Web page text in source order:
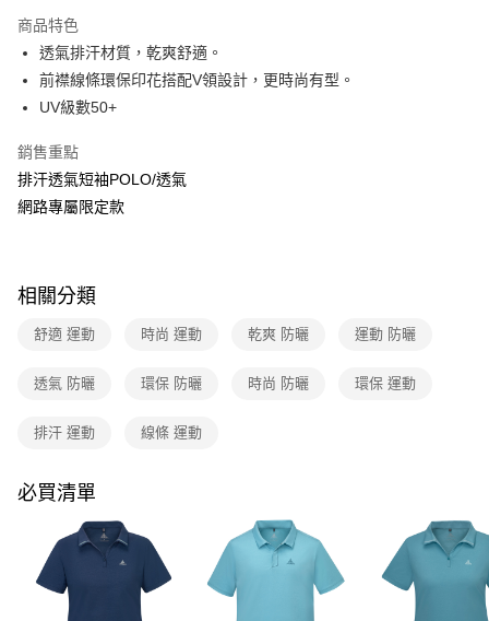
臺灣中小企業銀行
匯豐（台灣）商業銀行
聯邦商業銀行
遠東國際商業銀行
元大商業銀行
台新國際商業銀行
台灣樂天信用卡公司
上海商業儲蓄銀行
國泰世華商業銀行
匯豐（台灣）商業銀行
華泰商業銀行
聯邦商業銀行
玉山商業銀行
台新國際商業銀行
台灣樂天信用卡公司
LINE Pay
Apple Pay
悠遊付
Google Pay
全盈+PAY
1.本服務由台灣大哥大提供，台灣大哥大用戶可立即使用無須另外申請。
流程，驗證手機門號後，選擇欲分期的期數、繳款截止日，確認付款後即完
3.實際核准額度、可分期數及費用金額請依後續交易確認頁面所載為準。
4.訂單成立30分鐘內，如未前往確認交易或遇審核未通過，訂單將自動取
法說明評估內容。
醒簡訊。
帳／街口支付／iPASS MONEY」等通路繳費。
【注意事項】
1.本服務係由「台灣大哥大股份有限公司」（以下簡稱本公司）所提供，讓
用戶於交易時，得透過本服務購買商品或服務，並由商店將買賣／分期付款
ATM付款
貨到付款
運送方式
全家取貨付款
付款後全家取貨
每筆NT$80，滿NT$790(含以上)免運費
萊爾富取貨付款
每筆NT$80，滿NT$790(含以上)免運費
商品特色
透氣排汗材質，乾爽舒適。
前襟線條環保印花搭配V領設計，更時尚有型。
UV級數50+
銷售重點
排汗透氣短袖POLO/透氣
網路專屬限定款
相關分類
舒適 運動 時尚 運動 乾爽 防曬 運動 防曬
透氣 防曬 環保 防曬 時尚 防曬 環保 運動
排汗 運動 線條 運動
必買清單